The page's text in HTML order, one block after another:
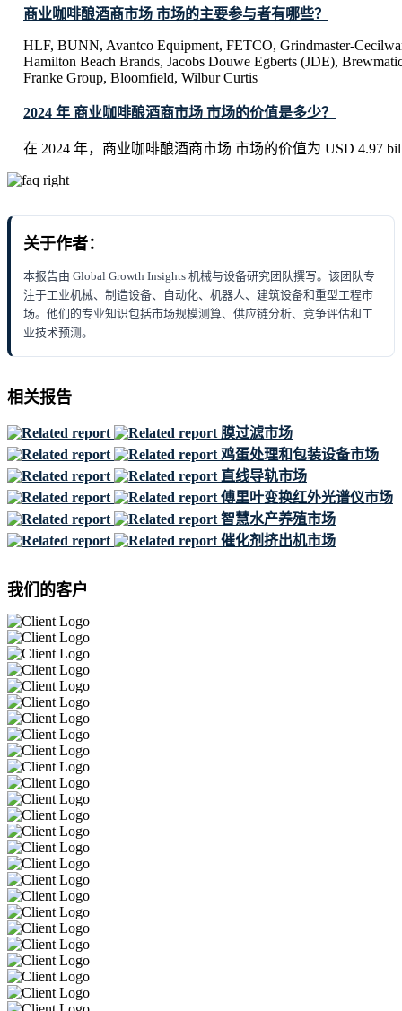
商业咖啡酿酒商市场 市场的主要参与者有哪些？
HLF, BUNN, Avantco Equipment, FETCO, Grindmaster-
Hamilton Beach Brands, Jacobs Douwe Egberts (JDE),
Franke Group, Bloomfield, Wilbur Curtis
2024 年 商业咖啡酿酒商市场 市场的价值是多少？
在 2024 年，商业咖啡酿酒商市场 市场的价值为 USD 4.97
关于作者：
本报告由 Global Growth Insights 机械与设备研究团队撰写。该团队专
注于工业机械、制造设备、自动化、机器人、建筑设备和重型工程市
场。他们的专业知识包括市场规模测算、供应链分析、竞争评估和工
业技术预测。
相关报告
膜过滤市场
鸡蛋处理和包装设备市场
直线导轨市场
傅里叶变换红外光谱仪市场
智慧水产养殖市场
催化剂挤出机市场
我们的客户